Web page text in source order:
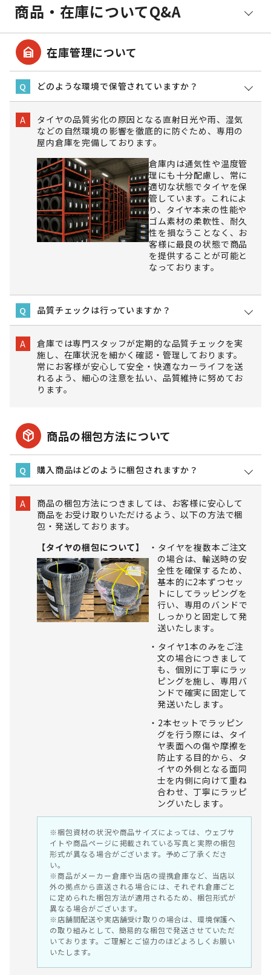
商品・在庫についてQ&A
garage_home 在庫管理について
Q どのような環境で保管されていますか？
A
タイヤの品質劣化の原因となる直射日光や雨、湿気
などの自然環境の影響を徹底的に防ぐため、専用の
屋内倉庫を完備しております。
倉庫内は通気性や温度管
理にも十分配慮し、常に
適切な状態でタイヤを保
管しています。これによ
り、タイヤ本来の性能や
ゴム素材の柔軟性、耐久
性を損なうことなく、お
客様に最良の状態で商品
を提供することが可能と
なっております。
Q 品質チェックは行っていますか？
A
倉庫では専門スタッフが定期的な品質チェックを実
施し、在庫状況を細かく確認・管理しております。
常にお客様が安心して安全・快適なカーライフを送
れるよう、細心の注意を払い、品質維持に努めてお
ります。
package_2 商品の梱包方法について
Q 購入商品はどのように梱包されますか？
A
商品の梱包方法につきましては、お客様に安心して
商品をお受け取りいただけるよう、以下の方法で梱
包・発送しております。
【タイヤの梱包について】
タイヤを複数本ご注文
の場合は、輸送時の安
全性を確保するため、
基本的に2本ずつセッ
トにしてラッピングを
行い、専用のバンドで
しっかりと固定して発
送いたします。
タイヤ1本のみをご注
文の場合につきまして
も、個別に丁寧にラッ
ピングを施し、専用バ
ンドで確実に固定して
発送いたします。
2本セットでラッピン
グを行う際には、タイ
ヤ表面への傷や摩擦を
防止する目的から、タ
イヤの外側となる面同
士を内側に向けて重ね
合わせ、丁寧にラッピ
ングいたします。
※梱包資材の状況や商品サイズによっては、ウェブサ
イトや商品ページに掲載されている写真と実際の梱包
形式が異なる場合がございます。予めご了承くださ
い。
※商品がメーカー倉庫や当店の提携倉庫など、当店以
外の拠点から直送される場合には、それぞれ倉庫ごと
に定められた梱包方法が適用されるため、梱包形式が
異なる場合がございます。
※店舗間配送や実店舗受け取りの場合は、環境保護へ
の取り組みとして、簡易的な梱包で発送させていただ
いております。ご理解とご協力のほどよろしくお願い
いたします。